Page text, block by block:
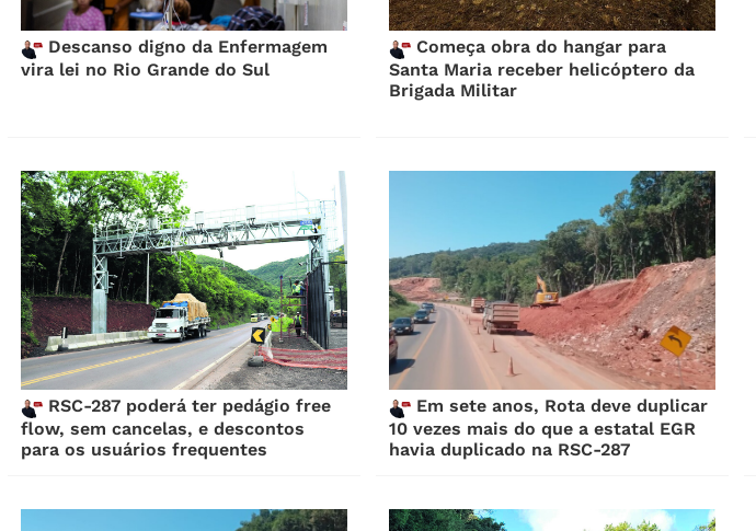
Descanso digno da Enfermagem
vira lei no Rio Grande do Sul
Começa obra do hangar para
Santa Maria receber helicóptero da
Brigada Militar
RSC-287 poderá ter pedágio free
flow, sem cancelas, e descontos
para os usuários frequentes
Em sete anos, Rota deve duplicar
10 vezes mais do que a estatal EGR
havia duplicado na RSC-287